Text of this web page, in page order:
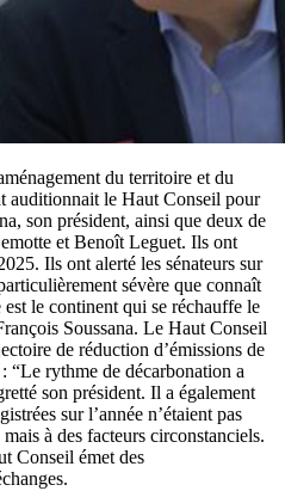
du territoire et du
auditionnait le Haut Conseil pour
son président, ainsi que deux de
et Benoît Leguet. Ils ont
Ils ont alerté les sénateurs sur
sévère que connaît
le continent qui se réchauffe le
Soussana. Le Haut Conseil
de réduction d’émissions de
“Le rythme de décarbonation a
son président. Il a également
sur l’année n’étaient pas
à des facteurs circonstanciels.
Conseil émet des